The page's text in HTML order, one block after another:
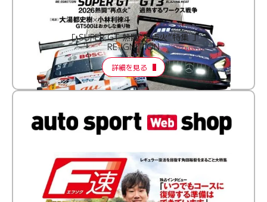
［ SUPER GT 熱闘“再点火”特集 ］
RE:IGNITION
詳細を見る